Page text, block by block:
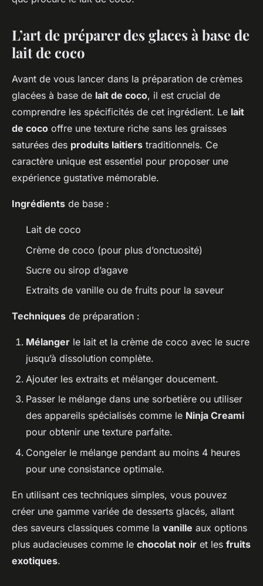
L’art de préparer des glaces à base de
lait de coco
Avant de vous lancer dans la préparation de crèmes
glacées à base de lait de coco, il est crucial de
comprendre les spécificités de cet ingrédient. Le lait
de coco offre une texture riche sans les graisses
saturées des produits laitiers traditionnels. Ce
caractère unique est essentiel pour proposer une
expérience gustative mémorable.
Ingrédients de base :
Lait de coco
Crème de coco (pour plus d’onctuosité)
Sucre ou sirop d’agave
Extraits de vanille ou de fruits pour la saveur
Techniques de préparation :
Mélanger le lait et la crème de coco avec le sucre
jusqu’à dissolution complète.
Ajouter les extraits et mélanger doucement.
Passer le mélange dans une sorbetière ou utiliser
des appareils spécialisés comme le Ninja Creami
pour obtenir une texture parfaite.
Congeler le mélange pendant au moins 4 heures
pour une consistance optimale.
En utilisant ces techniques simples, vous pouvez
créer une gamme variée de desserts glacés, allant
des saveurs classiques comme la vanille aux options
plus audacieuses comme le chocolat noir et les fruits
exotiques.